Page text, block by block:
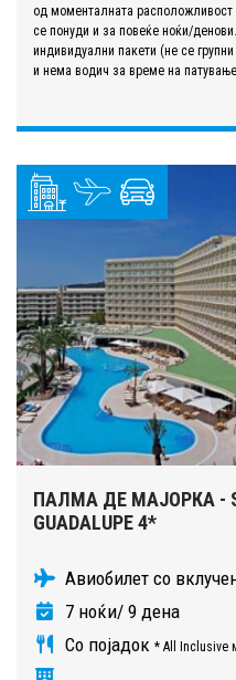
од моменталната
се понуди и за повеќе ноќи/
индивидуални пакети (не се
и нема водич за време на патување
ПАЛМА ДЕ МАЈОРКА -
GUADALUPE 4*
Авиобилет со
7 ноќи/ 9 дена
Со појадок * All Inclusive